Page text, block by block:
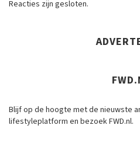
Reacties zijn gesloten.
Blijf op de hoogte met de nieuwste
lifestyleplatform en bezoek FWD.nl.